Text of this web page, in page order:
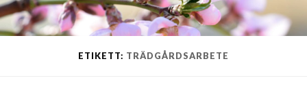
ETIKETT: TRÄDGÅRDSARBETE